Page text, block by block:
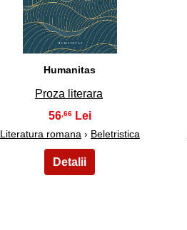
Humanitas
Proza literara
56,66
Literatura romana › Beletristica